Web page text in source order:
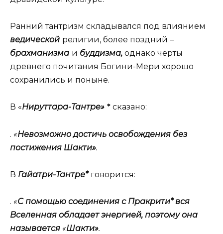
Ранний тантризм складывался под влиянием
ведической религии, более поздний –
брахманизма и буддизма, однако черты
древнего почитания Богини-Мери хорошо
сохранились и поныне.
В «Нируттара-Тантре» * сказано:
. «Невозможно достичь освобождения без
постижения Шакти».
В Гайатри-Тантре* говорится:
. «С помощью соединения с Пракрити* вся
Вселенная обладает энергией, поэтому она
называется «Шакти».